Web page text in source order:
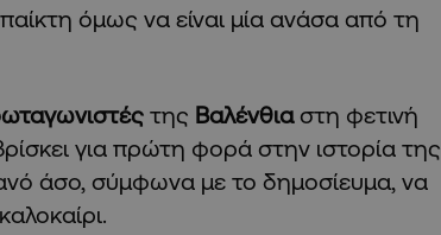
όμως να είναι μία ανάσα από τη
της Βαλένθιαστη φετινή
για πρώτη φορά στην ιστορία της
άσο, σύμφωνα με το δημοσίευμα, να